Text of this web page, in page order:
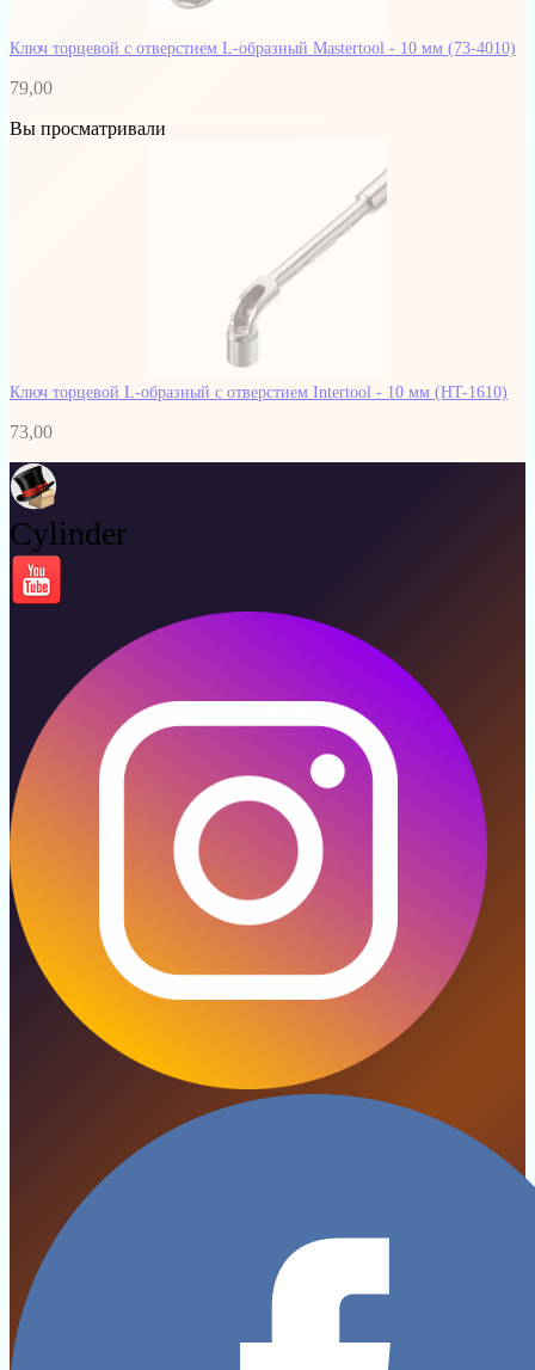
Ключ торцевой с отверстием L-образный Mastertool - 10 мм (73-4010)
79,00
Вы просматривали
Ключ торцевой L-образный с отверстием Intertool - 10 мм (HT-1610)
73,00
Cylinder